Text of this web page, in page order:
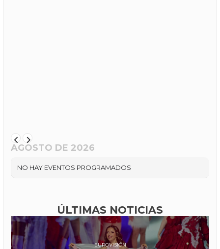
AGOSTO DE 2026
NO HAY EVENTOS PROGRAMADOS
ÚLTIMAS NOTICIAS
EUROVISIÓN